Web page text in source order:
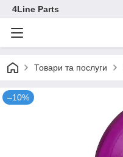
4Line Parts
Товари та послуги
–10%